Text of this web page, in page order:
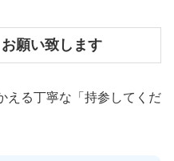
願い致します
える丁寧な「持参してくだ